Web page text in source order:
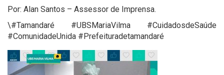
Por: Alan Santos – Assessor de Imprensa.
\#Tamandaré #UBSMariaVilma #CuidadosdeSaúde
#ComunidadeUnida #Prefeituradetamandaré